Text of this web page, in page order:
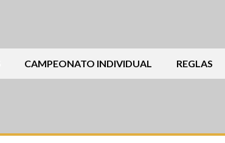
CAMPEONATO INDIVIDUAL REGLAS